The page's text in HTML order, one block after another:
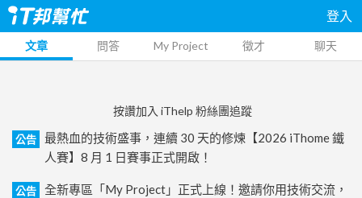
登入
文章 問答 My Project 徵才 聊天
按讚加入 iThelp 粉絲團追蹤
公告
最熱血的技術盛事，連續 30 天的修煉【2026 iThome 鐵
人賽】8 月 1 日賽事正式開啟！
公告
全新專區「My Project」正式上線！邀請你用技術交流，